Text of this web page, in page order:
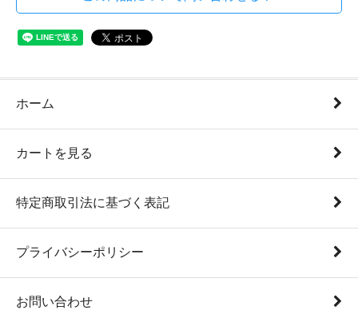
ホーム
カートを見る
特定商取引法に基づく表記
プライバシーポリシー
お問い合わせ